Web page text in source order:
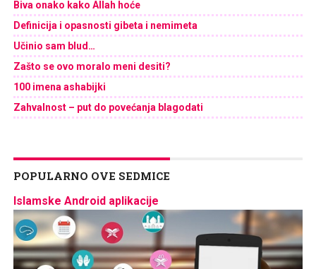
Biva onako kako Allah hoće
Definicija i opasnosti gibeta i nemimeta
Učinio sam blud…
Zašto se ovo moralo meni desiti?
100 imena ashabijki
Zahvalnost – put do povećanja blagodati
POPULARNO OVE SEDMICE
Islamske Android aplikacije